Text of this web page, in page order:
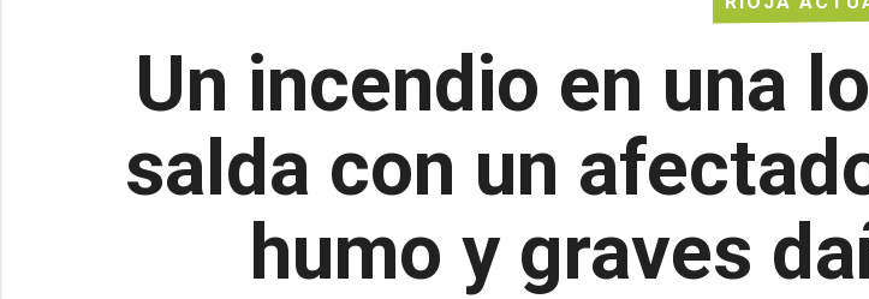
Un incendio en una
salda con un
humo y graves